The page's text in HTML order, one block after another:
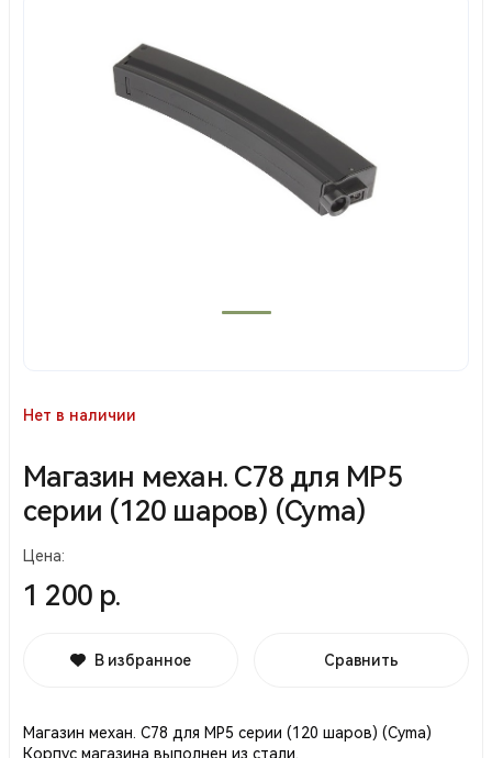
Нет в наличии
Магазин механ. С78 для MP5
серии (120 шаров) (Cyma)
Цена:
1 200 р.
В избранное Сравнить
Магазин механ. С78 для MP5 серии (120 шаров) (Cyma)
Корпус магазина выполнен из стали.